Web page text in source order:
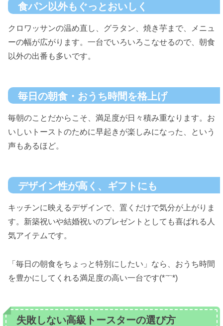
食パン以外もぐっとおいしく
クロワッサンの温め直し、グラタン、焼き芋まで、メニュ
ーの幅が広がります。一台でいろいろこなせるので、朝食
以外の出番も多いです。
毎日の朝食・おうち時間を格上げ
毎朝のことだからこそ、満足度が日々積み重なります。お
いしいトーストのために早起きが楽しみになった、という
声もあるほど。
デザイン性が高く、ギフトにも
キッチンに映えるデザインで、置くだけで気分が上がりま
す。新築祝いや結婚祝いのプレゼントとしても喜ばれる人
気アイテムです。
「毎日の朝食をちょっと特別にしたい」なら、おうち時間
を豊かにしてくれる満足度の高い一台です(*ˊ˘ˋ*)
失敗しない高級トースターの選び方